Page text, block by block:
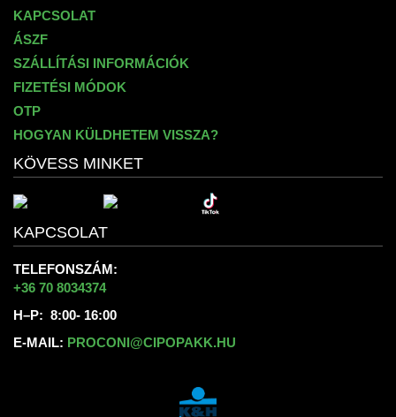
KAPCSOLAT
ÁSZF
SZÁLLÍTÁSI INFORMÁCIÓK
FIZETÉSI MÓDOK
OTP
HOGYAN KÜLDHETEM VISSZA?
KÖVESS MINKET
KAPCSOLAT
TELEFONSZÁM:
+36 70 8034374
H–P: 8:00- 16:00
E-MAIL: PROCONI@CIPOPAKK.HU